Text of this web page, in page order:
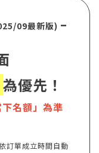
09最新版) –
為優先！
名額」為準
訂單成立時間自動